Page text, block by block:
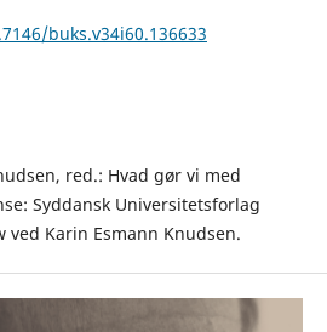
buks.v34i60.136633
red.: Hvad gør vi med
Syddansk Universitetsforlag
ved Karin Esmann Knudsen.